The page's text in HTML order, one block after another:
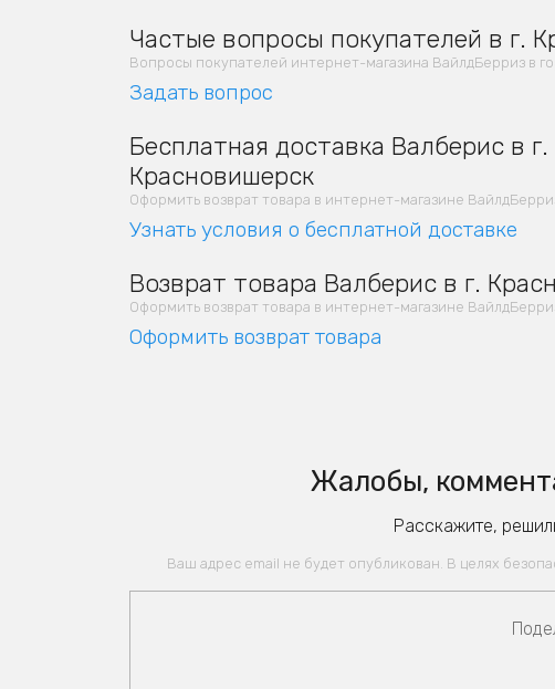
Частые вопросы покупателей в г.
Вопросы покупателей интернет-магазина ВайлдБерриз в
Задать вопрос
Бесплатная доставка Валберис в г.
Красновишерск
Оформить возврат товара в интернет-магазине
Узнать условия о бесплатной доставке
Возврат товара Валберис в г.
Оформить возврат товара в интернет-магазине
Оформить возврат товара
Жалобы,
Расскажите,
Ваш адрес email не будет опубликован. В целях